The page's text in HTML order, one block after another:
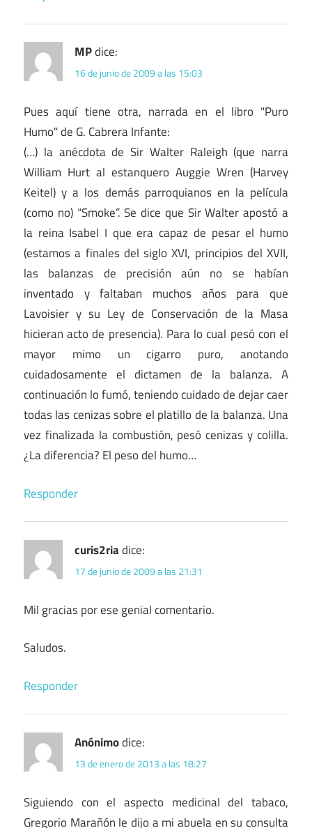
MPdice:
16 de junio de 2009 a las 15:03
Pues aquí tiene otra, narrada en el libro "Puro
Humo" de G. Cabrera Infante:
(…) la anécdota de Sir Walter Raleigh (que narra
William Hurt al estanquero Auggie Wren (Harvey
Keitel) y a los demás parroquianos en la película
(como no) “Smoke”. Se dice que Sir Walter apostó a
la reina Isabel I que era capaz de pesar el humo
(estamos a finales del siglo XVI, principios del XVII,
las balanzas de precisión aún no se habían
inventado y faltaban muchos años para que
Lavoisier y su Ley de Conservación de la Masa
hicieran acto de presencia). Para lo cual pesó con el
mayor mimo un cigarro puro, anotando
cuidadosamente el dictamen de la balanza. A
continuación lo fumó, teniendo cuidado de dejar caer
todas las cenizas sobre el platillo de la balanza. Una
vez finalizada la combustión, pesó cenizas y colilla.
¿La diferencia? El peso del humo…
Responder
curis2riadice:
17 de junio de 2009 a las 21:31
Mil gracias por ese genial comentario.
Saludos.
Responder
Anónimodice:
13 de enero de 2013 a las 18:27
Siguiendo con el aspecto medicinal del tabaco,
Gregorio Marañón le dijo a mi abuela en su consulta